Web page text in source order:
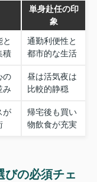
単身赴任の印
象
と
積
通勤利便性と
都市的な生活
の
み
昼は活気夜は
比較的静穏
が
帰宅後も買い
物飲食が充実
びの必須チェ